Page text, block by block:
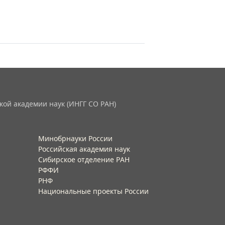
академии наук (ИНГГ СО РАН)
Минобрнауки России
Российская академия наук
Сибирское отделение РАН
РФФИ
РНФ
Национальные проекты России